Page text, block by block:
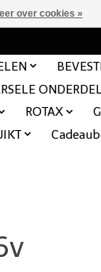
ROTAX
over cookies »